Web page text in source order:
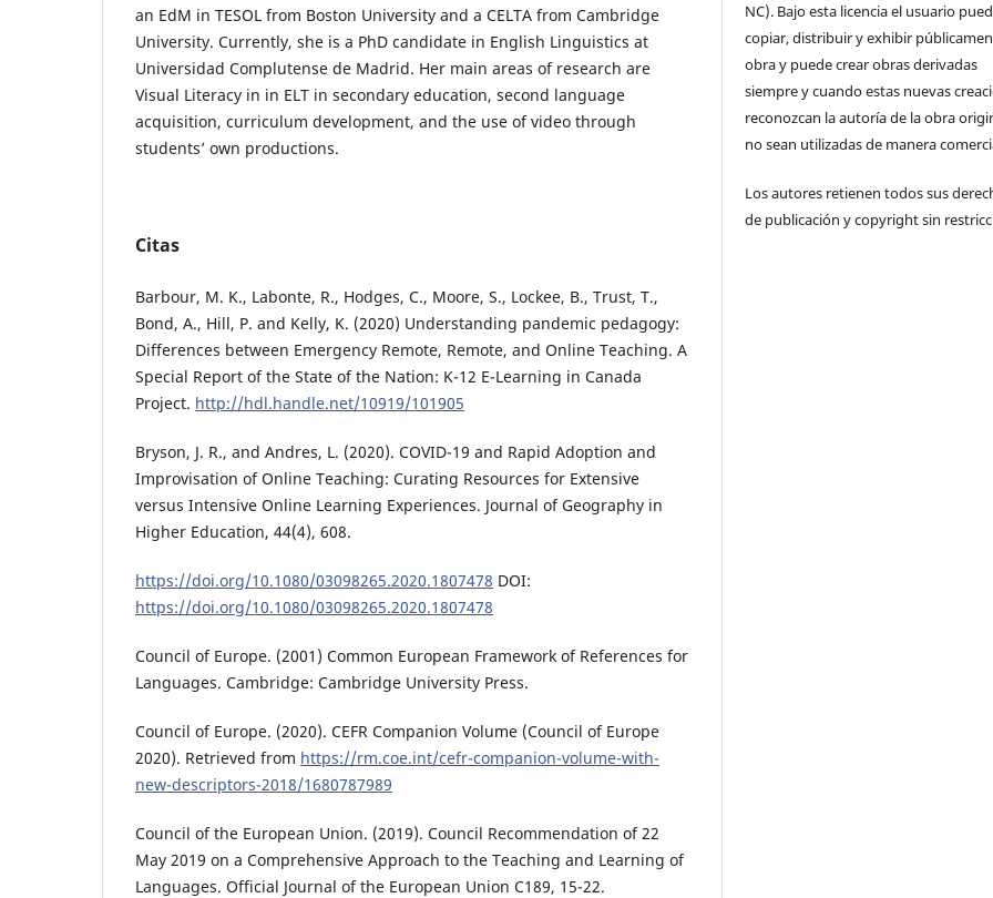
an EdM in TESOL from Boston University and a CELTA from Cambridge
University. Currently, she is a PhD candidate in English Linguistics at
Universidad Complutense de Madrid. Her main areas of research are
Visual Literacy in in ELT in secondary education, second language
acquisition, curriculum development, and the use of video through
students’ own productions.
Citas
Barbour, M. K., Labonte, R., Hodges, C., Moore, S., Lockee, B., Trust, T.,
Bond, A., Hill, P. and Kelly, K. (2020) Understanding pandemic pedagogy:
Differences between Emergency Remote, Remote, and Online Teaching. A
Special Report of the State of the Nation: K-12 E-Learning in Canada
Project. http://hdl.handle.net/10919/101905
Bryson, J. R., and Andres, L. (2020). COVID-19 and Rapid Adoption and
Improvisation of Online Teaching: Curating Resources for Extensive
versus Intensive Online Learning Experiences. Journal of Geography in
Higher Education, 44(4), 608.
https://doi.org/10.1080/03098265.2020.1807478 DOI:
https://doi.org/10.1080/03098265.2020.1807478
Council of Europe. (2001) Common European Framework of References for
Languages. Cambridge: Cambridge University Press.
Council of Europe. (2020). CEFR Companion Volume (Council of Europe
2020). Retrieved from https://rm.coe.int/cefr-companion-volume-with-
new-descriptors-2018/1680787989
Council of the European Union. (2019). Council Recommendation of 22
May 2019 on a Comprehensive Approach to the Teaching and Learning of
Languages. Official Journal of the European Union C189, 15-22.
NC). Bajo esta licencia el usuario
copiar, distribuir y exhibir
obra y puede crear obras derivadas
siempre y cuando estas nuevas
reconozcan la autoría de la obra
no sean utilizadas de manera
Los autores retienen todos sus
de publicación y copyright sin